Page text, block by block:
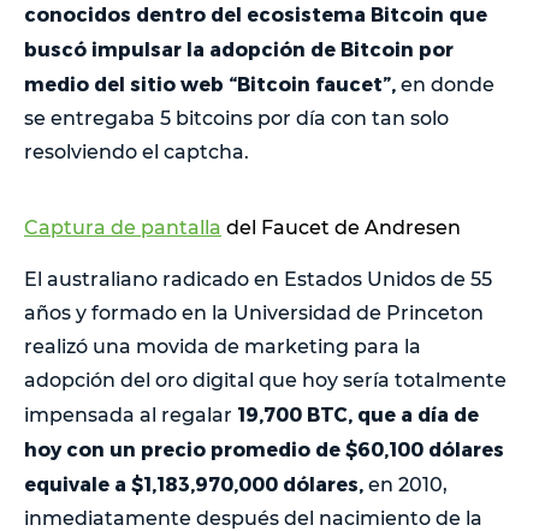
conocidos dentro del ecosistema Bitcoin que
buscó impulsar la adopción de Bitcoin por
medio del sitio web “Bitcoin faucet”, en donde
se entregaba 5 bitcoins por día con tan solo
resolviendo el captcha.
Captura de pantalla del Faucet de Andresen
El australiano radicado en Estados Unidos de 55
años y formado en la Universidad de Princeton
realizó una movida de marketing para la
adopción del oro digital que hoy sería totalmente
impensada al regalar 19,700 BTC, que a día de
hoy con un precio promedio de $60,100 dólares
equivale a $1,183,970,000 dólares, en 2010,
inmediatamente después del nacimiento de la